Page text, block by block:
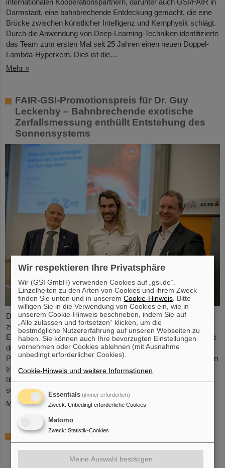
internationalen Kooperationspartnern, darunter auch GSI/FAIR in
Darmstadt, eine bahnbrechende Entdeckung gemacht, die eine
Brücke zwischen künstlicher Intelligenz und Kernphysik schlägt.
Durch die Anwendung von Deep-Learning-Techniken identifizierte
das Team zum ersten Mal seit 25 Jahren einen neuen Doppel-
Lambda-Hyperkern. Dies ist die…
Mehr »
FAIR-GSI-Promotionspreis für Dr. Guy
Leckenby – Bahnbrechende exotische
Zerfallsmessung enthüllt Entstehung des
Sonnensystems
Dr. Guy Leckenby ist für seine herausragende Promotionsarbeit
zur Untersuchung des gebundenen Betazerfalls mit
Experimenten am GSI/FAIR-Experimentierspeicherring ESR mit
dem FAIR-GSI PhD Award 2025 ausgezeichnet worden. Seine
Präzisionsmessung an vollständig ionisierten Thallium-205-Ionen
trug zur Lösung eines seit Jahrzehnten bestehenden Rätsels
über den Ursprung von Blei in unserem Sonnensystem bei und
stellt eine herausragende Leistung für GSI/FAIR dar.
Mehr »
ALICE löst Rätsel um Erzeugung und
Forschende beteiligt
Wir respektieren Ihre Privatsphäre
Wir (GSI GmbH) verwenden Cookies auf „gsi.de“.
Einzelheiten zu den Arten von Cookies und ihrem Zweck
finden Sie unten und in unseremCookie-Hinweis . Bitte
willigen Sie in die Verwendung von Cookies ein, wie in
unserem Cookie-Hinweis beschrieben, indem Sie auf
„Alle zulassen und fortsetzen“ klicken, um die
bestmögliche Nutzererfahrung auf unseren Webseiten zu
haben. Sie können auch Ihre bevorzugten Einstellungen
vornehmen oder Cookies ablehnen (mit Ausnahme
unbedingt erforderlicher Cookies).
Cookie-Hinweis und weitere Informationen
Essentials (immer erforderlich)
Zweck: Unbedingt erforderliche Cookies
Matomo
Zweck: Statistik-Cookies
Meine Auswahl bestätigen